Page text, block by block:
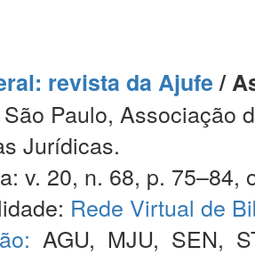
revista da Ajufe/
Paulo, Associação
Jurídicas.
v. 20, n. 68, p. 75–84,
Rede Virtual de
AGU, MJU, SEN,